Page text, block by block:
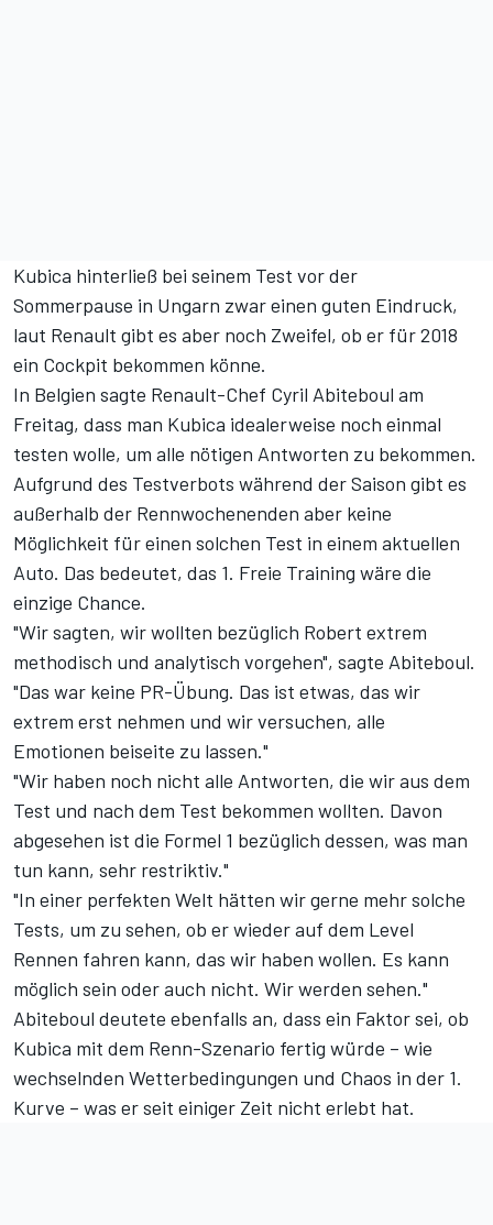
Kubica hinterließ bei seinem Test vor der
Sommerpause in Ungarn zwar einen guten Eindruck,
laut Renault gibt es aber noch Zweifel, ob er für 2018
ein Cockpit bekommen könne.
In Belgien sagte Renault-Chef Cyril Abiteboul am
Freitag, dass man Kubica idealerweise noch einmal
testen wolle, um alle nötigen Antworten zu bekommen.
Aufgrund des Testverbots während der Saison gibt es
außerhalb der Rennwochenenden aber keine
Möglichkeit für einen solchen Test in einem aktuellen
Auto. Das bedeutet, das 1. Freie Training wäre die
einzige Chance.
"Wir sagten, wir wollten bezüglich Robert extrem
methodisch und analytisch vorgehen", sagte Abiteboul.
"Das war keine PR-Übung. Das ist etwas, das wir
extrem erst nehmen und wir versuchen, alle
Emotionen beiseite zu lassen."
"Wir haben noch nicht alle Antworten, die wir aus dem
Test und nach dem Test bekommen wollten. Davon
abgesehen ist die Formel 1 bezüglich dessen, was man
tun kann, sehr restriktiv."
"In einer perfekten Welt hätten wir gerne mehr solche
Tests, um zu sehen, ob er wieder auf dem Level
Rennen fahren kann, das wir haben wollen. Es kann
möglich sein oder auch nicht. Wir werden sehen."
Abiteboul deutete ebenfalls an, dass ein Faktor sei, ob
Kubica mit dem Renn-Szenario fertig würde – wie
wechselnden Wetterbedingungen und Chaos in der 1.
Kurve – was er seit einiger Zeit nicht erlebt hat.